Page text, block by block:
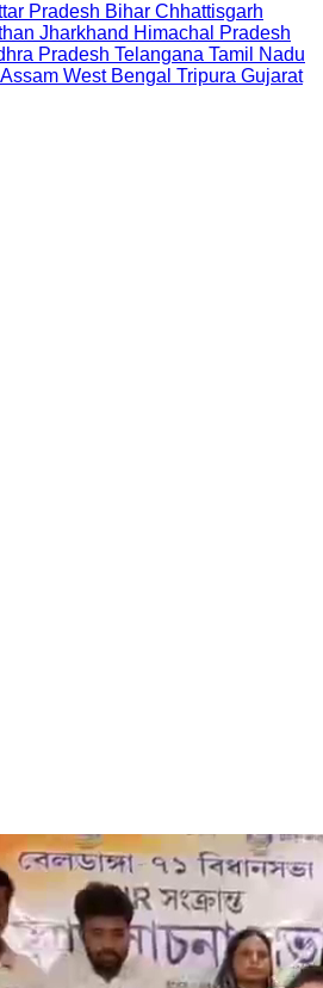
Pradesh Bihar Chhattisgarh
Jharkhand Himachal Pradesh
Pradesh Telangana Tamil Nadu
Assam West Bengal Tripura Gujarat